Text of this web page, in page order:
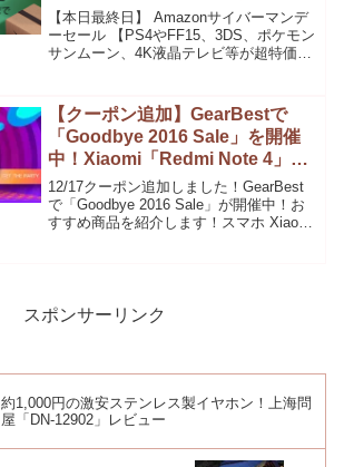
ン、4K液晶テレビ等が超特価セ
ール!】
【本日最終日】 Amazonサイバーマンデ
ーセール 【PS4やFF15、3DS、ポケモン
サンムーン、4K液晶テレビ等が超特価セ
りました!最終日（12月12日）は...
【クーポン追加】GearBestで
「Goodbye 2016 Sale」を開催
中！Xiaomi「Redmi Note 4」
「Mi5」「Mi5s」「Mi MAX」、
「Elephone S7」などがセール
12/17クーポン追加しました！GearBest
で「Goodbye 2016 Sale」が開催中！お
すすめ商品を紹介します！スマホ Xiaomi
スポンサーリンク
約1,000円の激安ステンレス製イヤホン！上海問
屋「DN-12902」レビュー